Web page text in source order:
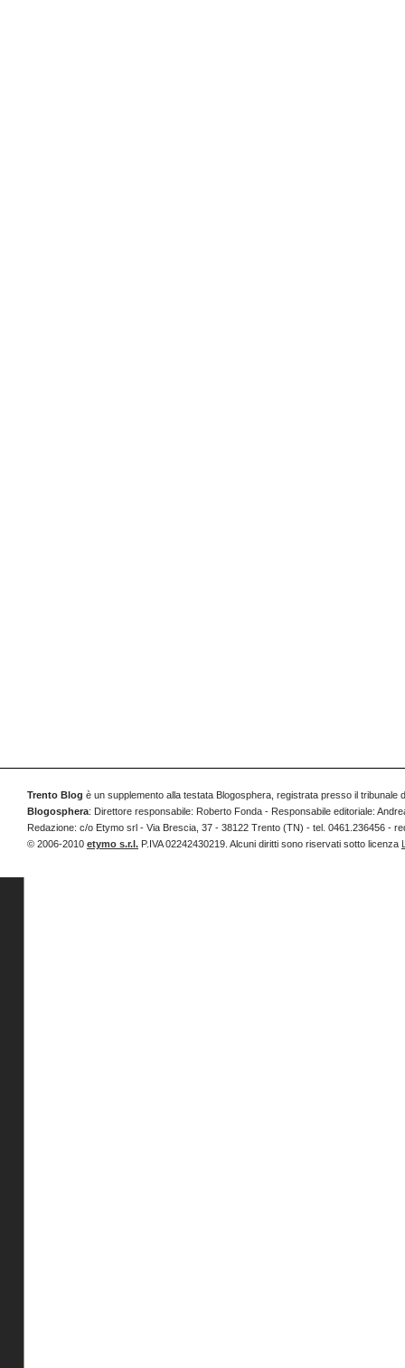
Trento Blog è un supplemento alla testata Blogosphera, registrata presso il tribunale
Blogosphera: Direttore responsabile: Roberto Fonda - Responsabile editoriale:
Redazione: c/o Etymo srl - Via Brescia, 37 - 38122 Trento (TN) - tel. 0461.236456 -
© 2006-2010 etymo s.r.l. P.IVA 02242430219. Alcuni diritti sono riservati sotto licenza